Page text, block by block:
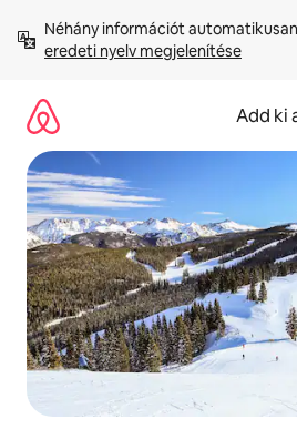
tartalomra
Néhány információt
eredeti nyelv megjelenítése
Add ki